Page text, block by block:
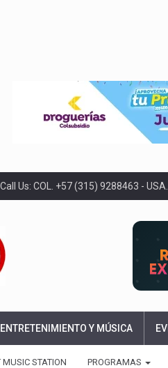
Call Us: COL. +57 (315) 9288463 -
ENTRETENIMIENTO Y MÚSICA
STATION PROGRAMAS